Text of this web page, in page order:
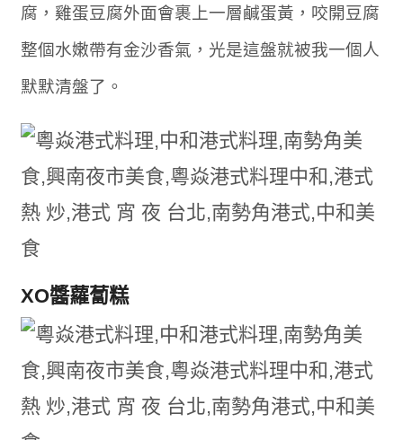
腐，雞蛋豆腐外面會裹上一層鹹蛋黃，咬開豆腐
整個水嫩帶有金沙香氣，光是這盤就被我一個人
默默清盤了。
XO醬蘿蔔糕